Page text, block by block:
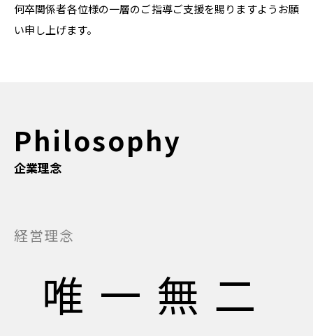
何卒関係者各位様の一層のご指導ご支援を賜りますようお願
い申し上げます。
Philosophy
企業理念
経営理念
唯一無二